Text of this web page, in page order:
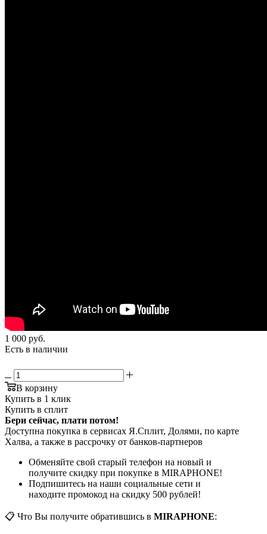
1 000 руб.
Есть в наличии
В корзину
Купить в 1 клик
Купить в сплит
Бери сейчас, плати потом!
Доступна покупка в сервисах Я.Сплит, Долями, по карте
Халва, а также в рассрочку от банков-партнеров
Обменяйте свой старый телефон на новый и
получите скидку при покупке в MIRAPHONE!
Подпишитесь на наши социальные сети и
находите промокод на скидку 500 рублей!
📋 Что Вы получите обратившись в MIRAPHONE: